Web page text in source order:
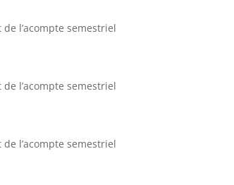
l’acompte semestriel
l’acompte semestriel
l’acompte semestriel